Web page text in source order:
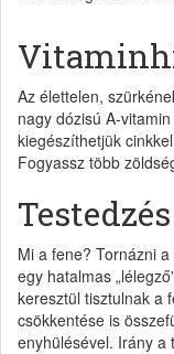
Az élettelen,
nagy dózisú A-
kiegészíthetjük
Fogyassz több
Mi a fene? Tornázni
egy hatalmas
keresztül tisztulnak a
csökkentése is
enyhülésével. Irány a